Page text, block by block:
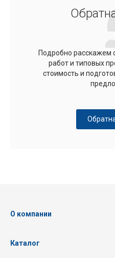
Подробно расскажем
работ и типовых
стоимость и
О компании
Каталог